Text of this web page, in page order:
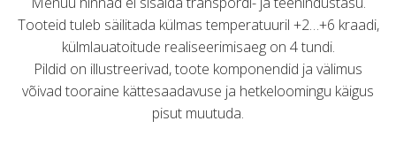
Tooteid tuleb säilitada külmas temperatuuril +2…+6 kraadi,
külmlauatoitude realiseerimisaeg on 4 tundi.
Pildid on illustreerivad, toote komponendid ja välimus
võivad tooraine kättesaadavuse ja hetkeloomingu käigus
pisut muutuda.